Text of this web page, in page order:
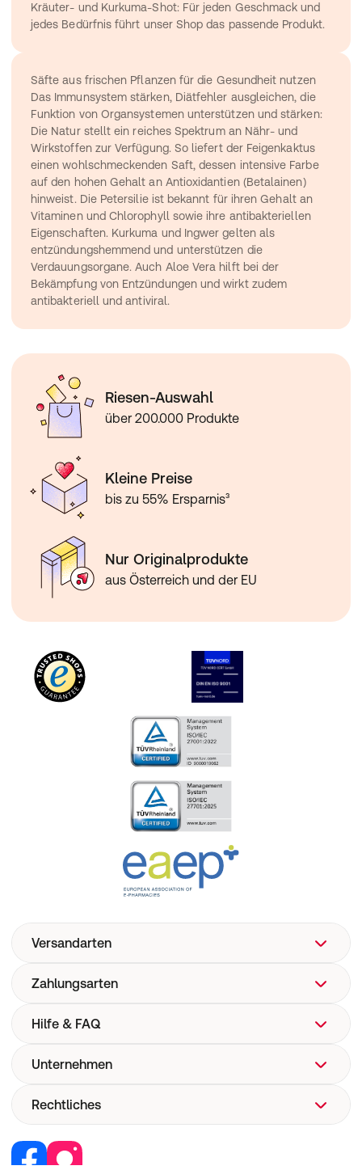
Kräuter- und Kurkuma-Shot: Für jeden Geschmack und
jedes Bedürfnis führt unser Shop das passende Produkt.
Säfte aus frischen Pflanzen für die Gesundheit nutzen
Das Immunsystem stärken, Diätfehler ausgleichen, die
Funktion von Organsystemen unterstützen und stärken:
Die Natur stellt ein reiches Spektrum an Nähr- und
Wirkstoffen zur Verfügung. So liefert der Feigenkaktus
einen wohlschmeckenden Saft, dessen intensive Farbe
auf den hohen Gehalt an Antioxidantien (Betalainen)
hinweist. Die Petersilie ist bekannt für ihren Gehalt an
Vitaminen und Chlorophyll sowie ihre antibakteriellen
Eigenschaften. Kurkuma und Ingwer gelten als
entzündungshemmend und unterstützen die
Verdauungsorgane. Auch Aloe Vera hilft bei der
Bekämpfung von Entzündungen und wirkt zudem
antibakteriell und antiviral.
Riesen-Auswahl
über 200.000 Produkte
Kleine Preise
bis zu 55% Ersparnis³
Nur Originalprodukte
aus Österreich und der EU
Versandarten
Zahlungsarten
Hilfe & FAQ
FAQ
Versand
Medizinproduktesicherheit
Unternehmen
Über uns
Corporate Website
Retail Media
Rechtliches
Vertrag widerrufen